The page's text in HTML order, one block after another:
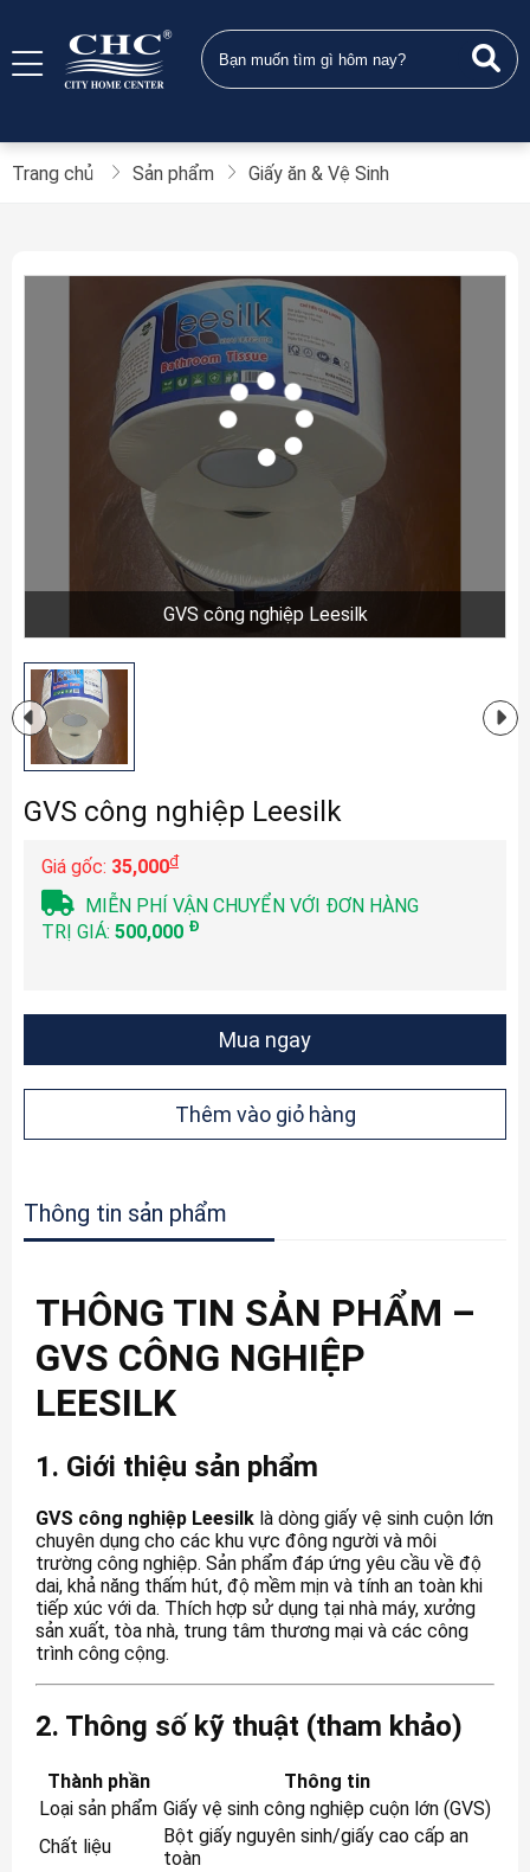
Trang chủ Sản phẩm Giấy ăn & Vệ Sinh
GVS công nghiệp Leesilk
GVS công nghiệp Leesilk
Giá gốc: 35,000đ
MIỄN PHÍ VẬN CHUYỂN VỚI ĐƠN HÀNG
TRỊ GIÁ: 500,000 Đ
Mua ngay
Thêm vào giỏ hàng
Thông tin sản phẩm
THÔNG TIN SẢN PHẨM –
GVS CÔNG NGHIỆP
LEESILK
1. Giới thiệu sản phẩm
GVS công nghiệp Leesilk là dòng giấy vệ sinh cuộn lớn
chuyên dụng cho các khu vực đông người và môi
trường công nghiệp. Sản phẩm đáp ứng yêu cầu về độ
dai, khả năng thấm hút, độ mềm mịn và tính an toàn khi
tiếp xúc với da. Thích hợp sử dụng tại nhà máy, xưởng
sản xuất, tòa nhà, trung tâm thương mại và các công
trình công cộng.
2. Thông số kỹ thuật (tham khảo)
Thành phần
Thông tin
Loại sản phẩm Giấy vệ sinh công nghiệp cuộn lớn (GVS)
Chất liệu
Bột giấy nguyên sinh/giấy cao cấp an
toàn